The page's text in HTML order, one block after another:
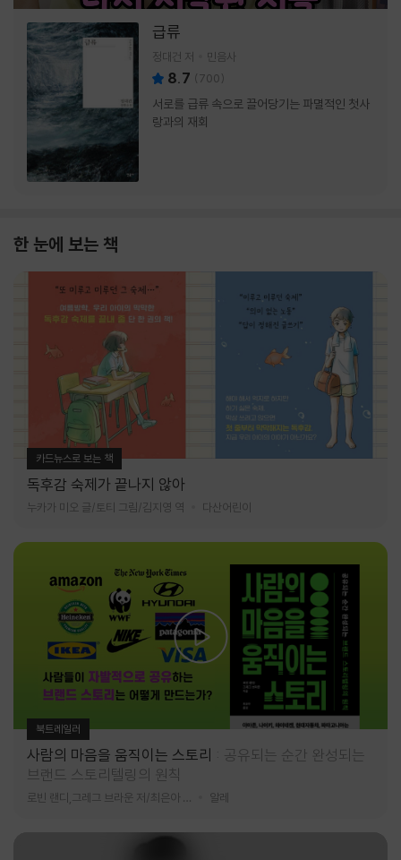
급류
정대건 저 민음사
8.7 (700)
서로를 급류 속으로 끌어당기는 파멸적인 첫사
랑과의 재회
한 눈에 보는 책
카드뉴스로 보는 책
독후감 숙제가 끝나지 않아
누카가 미오 글/토티 그림/김지영 역 다산어린이
북트레일러
사람의 마음을 움직이는 스토리
공유되는 순간 완성되는
브랜드 스토리텔링의 원칙
알레